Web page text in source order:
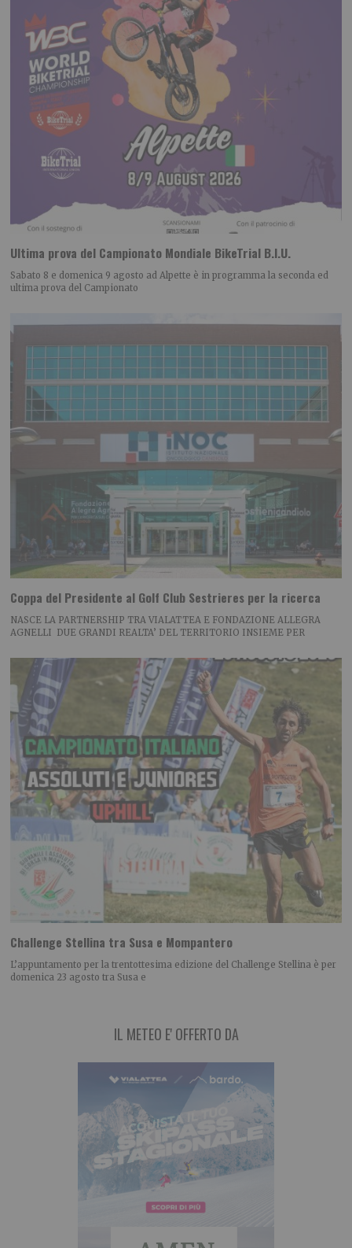
Ultima prova del Campionato Mondiale BikeTrial B.I.U.
Sabato 8 e domenica 9 agosto ad Alpette è in programma la seconda ed
ultima prova del Campionato
Coppa del Presidente al Golf Club Sestrieres per la ricerca
NASCE LA PARTNERSHIP TRA VIALATTEA E FONDAZIONE ALLEGRA
AGNELLI DUE GRANDI REALTA’ DEL TERRITORIO INSIEME PER
Challenge Stellina tra Susa e Mompantero
L’appuntamento per la trentottesima edizione del Challenge Stellina è per
domenica 23 agosto tra Susa e
IL METEO E' OFFERTO DA